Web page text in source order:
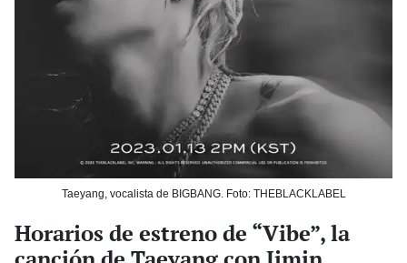
Taeyang, vocalista de BIGBANG. Foto: THEBLACKLABEL
Horarios de estreno de “Vibe”, la